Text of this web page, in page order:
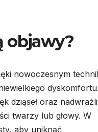
objawy?
nowoczesnym
dziąseł oraz
twarzy lub głowy. W
aby uniknąć